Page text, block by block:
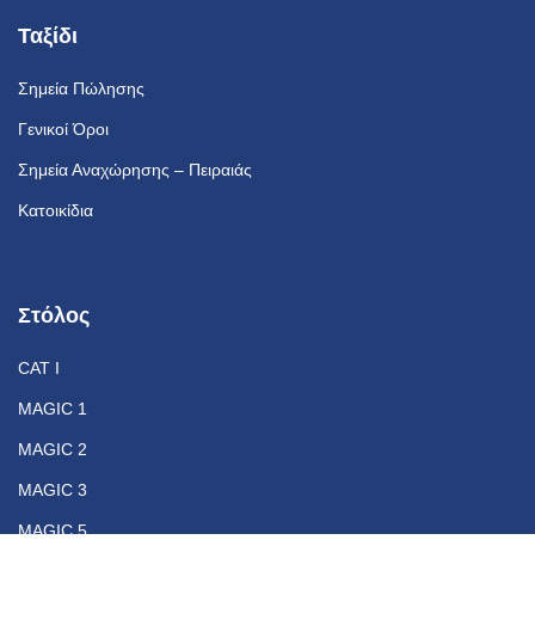
Ταξίδι
Σημεία Πώλησης
Γενικοί Όροι
Σημεία Αναχώρησης – Πειραιάς
Κατοικίδια
Στόλος
CAT I
MAGIC 1
MAGIC 2
MAGIC 3
MAGIC 5